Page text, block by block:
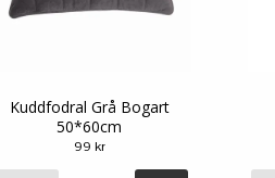
Kuddfodral Grå Bogart
50*60cm
99 kr